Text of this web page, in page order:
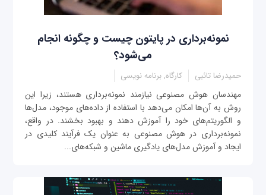
نمونه‌برداری در پایتون‌ چیست و چگونه انجام
می‌شود؟
حمیدرضا تائبی کارگاه, برنامه نویسی
مهندسان هوش مصنوعی نیازمند نمونه‌برداری هستند، زیرا این
روش به آن‌ها امکان می‌دهد با استفاده از داده‌های موجود، مدل‌ها
و الگوریتم‌های خود را آموزش دهند و بهبود بخشند. در واقع،
نمونه‌برداری در هوش مصنوعی به عنوان یک فرآیند کلیدی در
ایجاد و آموزش مدل‌های یادگیری ماشین و شبکه‌های...